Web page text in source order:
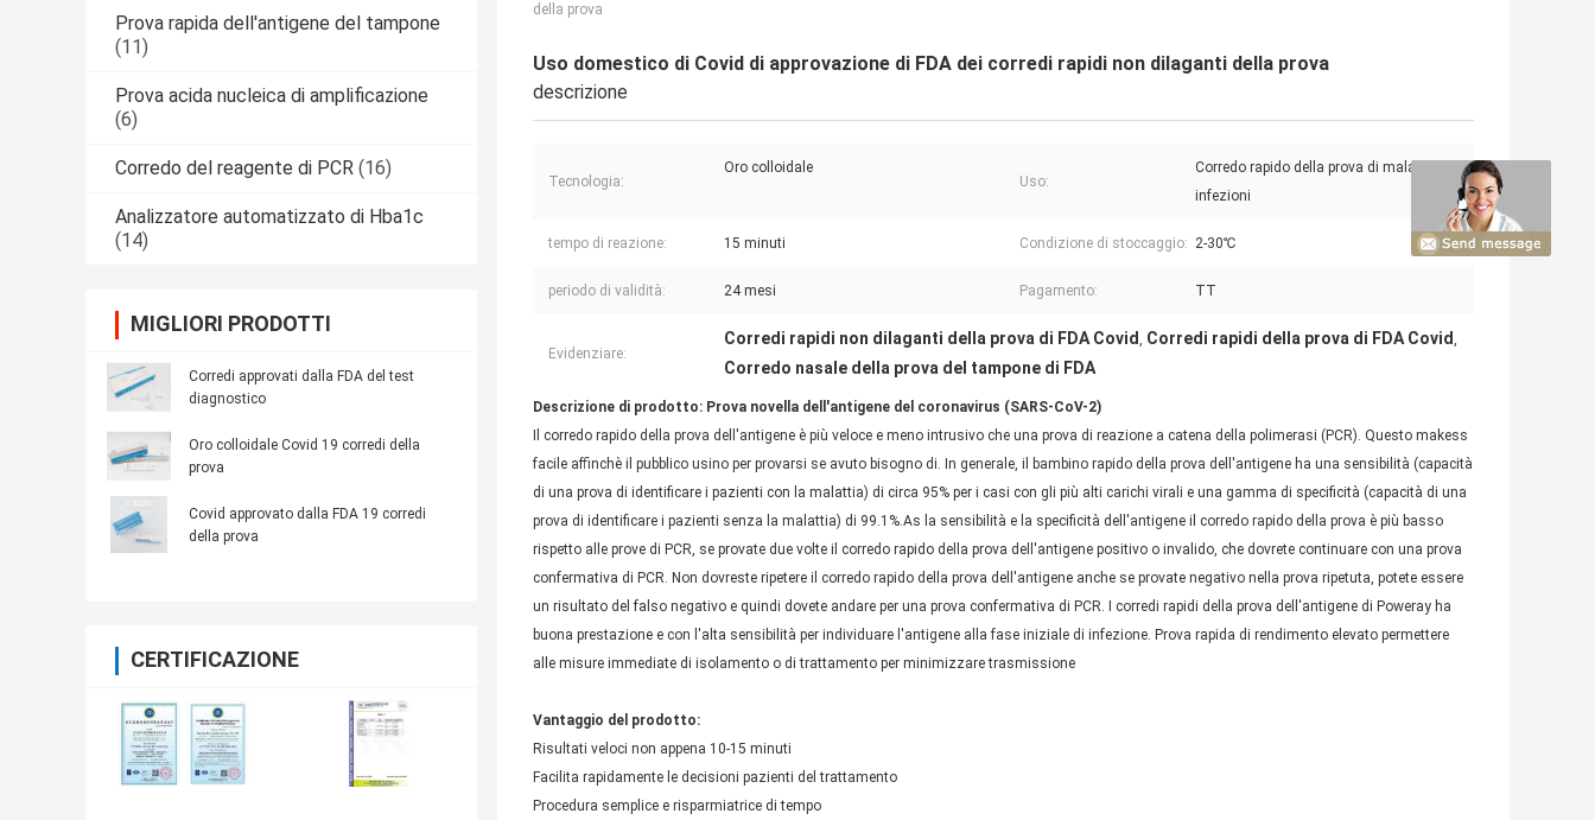
Prova rapida dell'antigene del tampone
(11)
Prova acida nucleica di amplificazione
(6)
Corredo del reagente di PCR (16)
Analizzatore automatizzato di Hba1c
(14)
MIGLIORI PRODOTTI
Corredi approvati dalla FDA del test
diagnostico
Oro colloidale Covid 19 corredi della
prova
Covid approvato dalla FDA 19 corredi
della prova
CERTIFICAZIONE
della prova
Uso domestico di Covid di approvazione di FDA dei corredi rapidi non dilaganti della prova
descrizione
Tecnologia:
Oro colloidale
Uso:
Corredo rapido della prova di malattia di
infezioni
tempo di reazione: 15 minuti Condizione di stoccaggio: 2-30℃
periodo di validità: 24 mesi Pagamento: TT
Evidenziare:
Corredi rapidi non dilaganti della prova di FDA Covid, Corredi rapidi della prova di FDA Covid,
Corredo nasale della prova del tampone di FDA
Descrizione di prodotto: Prova novella dell'antigene del coronavirus (SARS-CoV-2)
Il corredo rapido della prova dell'antigene è più veloce e meno intrusivo che una prova di reazione a catena della polimerasi (PCR). Questo makess
facile affinchè il pubblico usino per provarsi se avuto bisogno di. In generale, il bambino rapido della prova dell'antigene ha una sensibilità (capacità
di una prova di identificare i pazienti con la malattia) di circa 95% per i casi con gli più alti carichi virali e una gamma di specificità (capacità di una
prova di identificare i pazienti senza la malattia) di 99.1%.As la sensibilità e la specificità dell'antigene il corredo rapido della prova è più basso
rispetto alle prove di PCR, se provate due volte il corredo rapido della prova dell'antigene positivo o invalido, che dovrete continuare con una prova
confermativa di PCR. Non dovreste ripetere il corredo rapido della prova dell'antigene anche se provate negativo nella prova ripetuta, potete essere
un risultato del falso negativo e quindi dovete andare per una prova confermativa di PCR. I corredi rapidi della prova dell'antigene di Poweray ha
buona prestazione e con l'alta sensibilità per individuare l'antigene alla fase iniziale di infezione. Prova rapida di rendimento elevato permettere
alle misure immediate di isolamento o di trattamento per minimizzare trasmissione
Vantaggio del prodotto:
Risultati veloci non appena 10-15 minuti
Facilita rapidamente le decisioni pazienti del trattamento
Procedura semplice e risparmiatrice di tempo